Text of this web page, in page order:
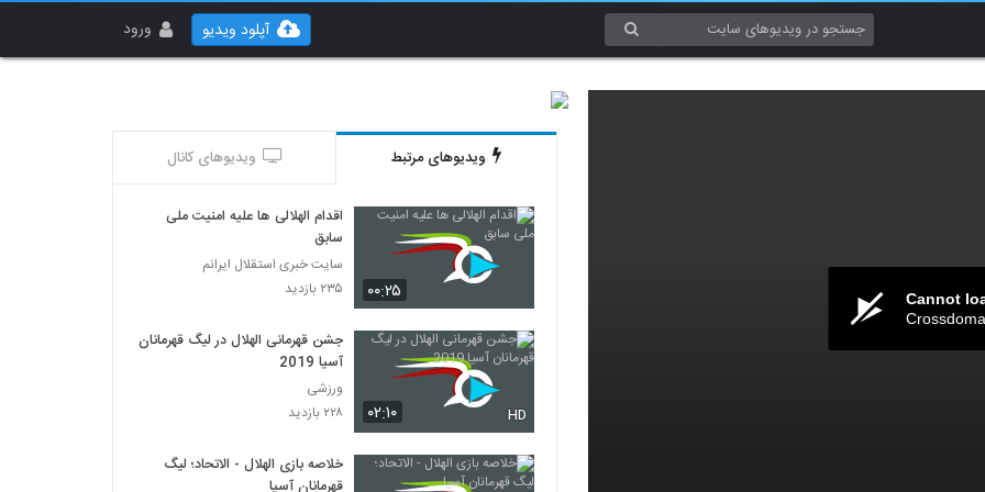
ورود آپلود ویدیو
Cannot
ویدیوهای مرتبط ویدیوهای کانال
۰۰:۲۵
اقدام الهلالی ها علیه امنیت ملی
سابق
سایت خبری استقلال ایرانم
۲۳۵ بازدید
۰۲:۱۰ HD
جشن قهرمانی الهلال در لیگ قهرمانان
آسیا 2019
ورزشی
۲۲۸ بازدید
خلاصه بازی الهلال - الاتحاد؛ لیگ
قهرمانان آسیا